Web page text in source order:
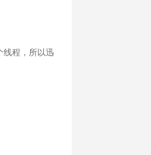
线程，所以迅